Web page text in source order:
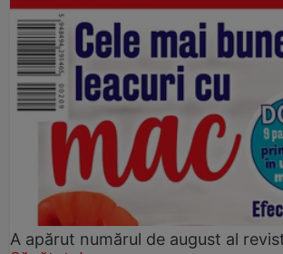
A apărut numărul de august al